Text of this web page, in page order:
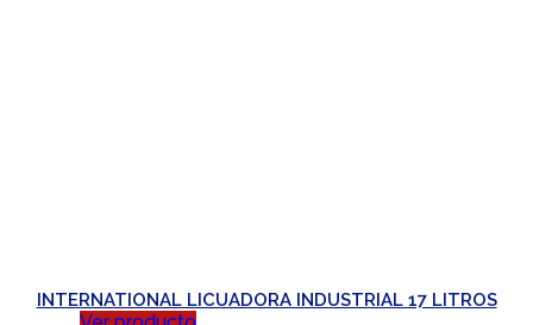
INTERNATIONAL LICUADORA INDUSTRIAL 17 LITROS